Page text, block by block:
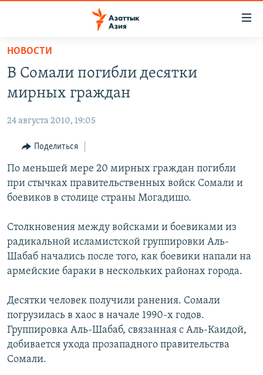
Вернуться
основному
содержанию
Вернутся
навигации
Вернутся
поиску
УЗБЕКИСТАН
ТАДЖИКИСТАН
ВОЙНА В УКРАИНЕ
НА ДРУГИХ ЯЗЫКАХ
ҚАЗАҚША
КЫРГЫЗЧА
TÜRKMENÇE
НОВОСТИ
В Сомали погибли десятки
мирных граждан
24 августа 2010, 19:05
Поделиться
По меньшей мере 20 мирных граждан погибли
при стычках правительственных войск Сомали и
боевиков в столице страны Могадишо.
Столкновения между войсками и боевиками из
радикальной исламистской группировки Аль-
Шабаб начались после того, как боевики напали на
армейские бараки в нескольких районах города.
Десятки человек получили ранения. Сомали
погрузилась в хаос в начале 1990-х годов.
Группировка Аль-Шабаб, связанная с Аль-Каидой,
добивается ухода прозападного правительства
Сомали.